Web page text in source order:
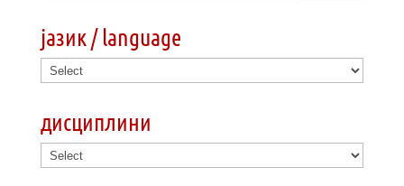
јазик / language
дисциплини